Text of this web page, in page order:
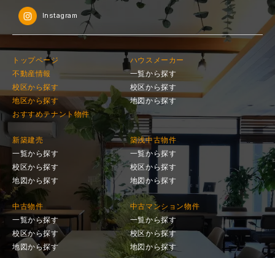
Instagram
トップページ
不動産情報
校区から探す
地区から探す
おすすめテナント物件
ハウスメーカー
一覧から探す
校区から探す
地図から探す
新築建売
一覧から探す
校区から探す
地図から探す
築浅中古物件
一覧から探す
校区から探す
地図から探す
中古物件
一覧から探す
校区から探す
地図から探す
中古マンション物件
一覧から探す
校区から探す
地図から探す